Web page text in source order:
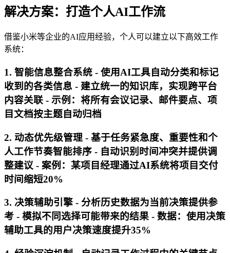
解决方案：打造个人AI工作流
借鉴小米等企业的AI应用经验，个人可以建立以下高效工作
系统：
1. 智能信息整合系统 - 使用AI工具自动分类和标记
收到的各类信息 - 建立统一的知识库，实现跨平台
内容关联 - 示例：将所有会议记录、邮件要点、项
目文档按主题自动归档
2. 动态优先级管理 - 基于任务紧急度、重要性和个
人工作节奏智能排序 - 自动识别时间冲突并提供调
整建议 - 案例：某项目经理通过AI系统将项目交付
时间缩短20%
3. 决策辅助引擎 - 分析历史数据为当前决策提供参
考 - 模拟不同选择可能带来的结果 - 数据：使用决策
辅助工具的用户决策速度提升35%